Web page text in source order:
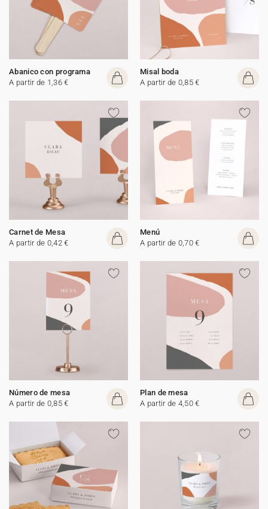
Abanico con programa
A partir de 1,36 €
Misal boda
A partir de 0,85 €
Carnet de Mesa
A partir de 0,42 €
Menú
A partir de 0,70 €
Número de mesa
A partir de 0,85 €
Plan de mesa
A partir de 4,50 €